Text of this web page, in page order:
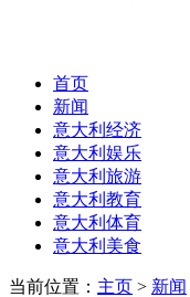
首页
新闻
意大利经济
意大利娱乐
意大利旅游
意大利教育
意大利体育
意大利美食
当前位置： 主页 > 新闻